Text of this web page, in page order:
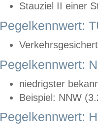
Stauziel II einer
Pegelkennwert:
Pegelkennwert:
niedrigster
Beispiel: NNW
Pegelkennwert: